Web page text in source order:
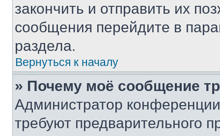
закончить и отправить их
сообщения перейдите в
раздела.
Вернуться к началу
» Почему моё сообщение
Администратор
требуют предварительного